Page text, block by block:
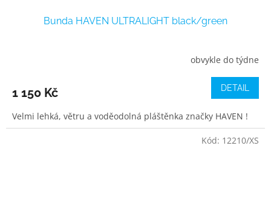
Bunda HAVEN ULTRALIGHT black/green
obvykle do týdne
1 150 Kč DETAIL
Velmi lehká, větru a voděodolná pláštěnka značky HAVEN !
Kód: 12210/XS